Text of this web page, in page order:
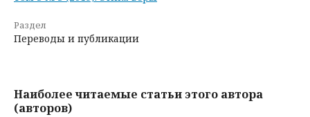
Раздел
Переводы и публикации
Наиболее читаемые статьи этого автора
(авторов)